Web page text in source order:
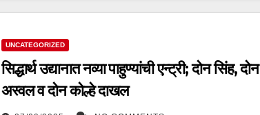
UNCATEGORIZED
सिद्धार्थ उद्यानात नव्या पाहुण्यांची एन्ट्री; दोन सिंह, दोन
अस्वल व दोन कोल्हे दाखल